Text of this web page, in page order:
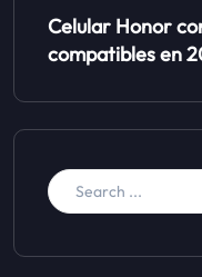
Celular Honor
compatibles en